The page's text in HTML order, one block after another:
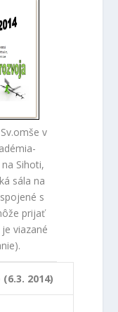
v
Sihoti,
sála na
s
prijať
viazané
2014)